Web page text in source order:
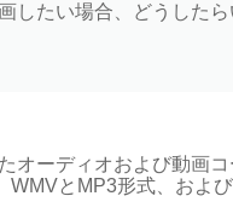
したい場合、どうしたら
オーディオおよび動画
WMVとMP3形式、および